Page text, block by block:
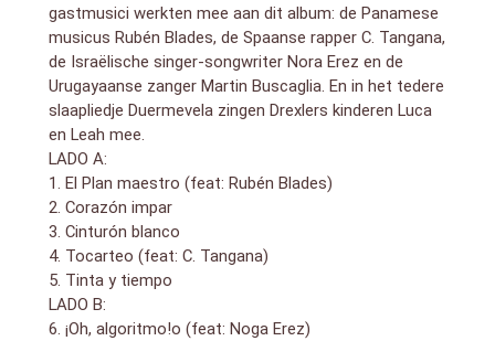
gastmusici werkten mee aan dit album: de Panamese
musicus Rubén Blades, de Spaanse rapper C. Tangana,
de Israëlische singer-songwriter Nora Erez en de
Urugayaanse zanger Martin Buscaglia. En in het tedere
slaapliedje Duermevela zingen Drexlers kinderen Luca
en Leah mee.
LADO A:
1. El Plan maestro (feat: Rubén Blades)
2. Corazón impar
3. Cinturón blanco
4. Tocarteo (feat: C. Tangana)
5. Tinta y tiempo
LADO B:
6. ¡Oh, algoritmo!o (feat: Noga Erez)